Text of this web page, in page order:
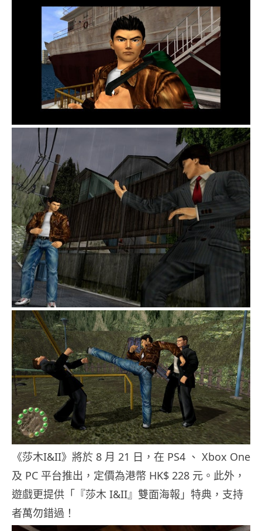
《莎木I&II》將於 8 月 21 日，在 PS4 、 Xbox One
及 PC 平台推出，定價為港幣 HK$ 228 元。此外，
遊戲更提供「『莎木 I&II』雙面海報」特典，支持
者萬勿錯過！